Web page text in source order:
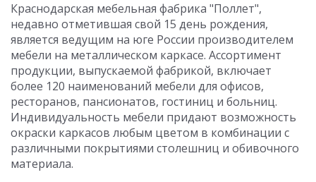
Краснодарская мебельная фабрика "Поллет",
недавно отметившая свой 15 день рождения,
является ведущим на юге России производителем
мебели на металлическом каркасе. Ассортимент
продукции, выпускаемой фабрикой, включает
более 120 наименований мебели для офисов,
ресторанов, пансионатов, гостиниц и больниц.
Индивидуальность мебели придают возможность
окраски каркасов любым цветом в комбинации с
различными покрытиями столешниц и обивочного
материала.